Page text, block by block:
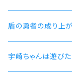
盾の勇者の成り上
尚文
宇崎ちゃんは遊び